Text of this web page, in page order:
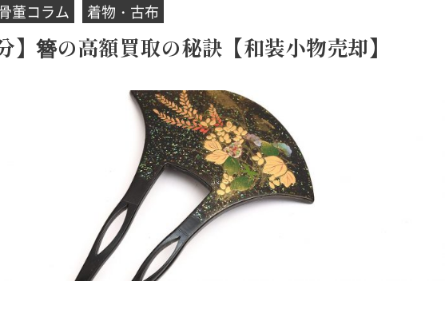
藍染
董コラム 着物・古布
】簪の高額買取の秘訣【和装小物売却】